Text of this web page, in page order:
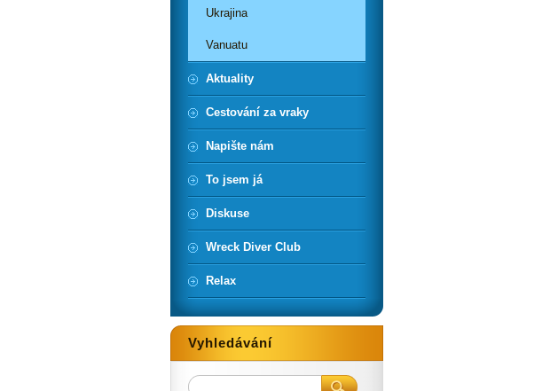
Ukrajina
Vanuatu
Aktuality
Cestování za vraky
Napište nám
To jsem já
Diskuse
Wreck Diver Club
Relax
Vyhledávání